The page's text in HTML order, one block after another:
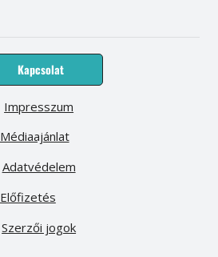
Kapcsolat
Médiaajánlat
Előfizetés
Impresszum
Adatvédelem
Szerzői jogok